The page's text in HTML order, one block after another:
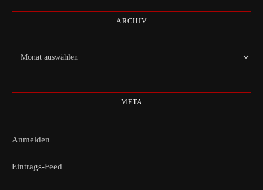
ARCHIV
Archiv
META
Anmelden
Eintrags-Feed